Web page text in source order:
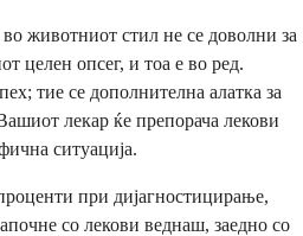
животниот стил не се доволни за
целен опсег, и тоа е во ред.
тие се дополнителна алатка за
лекар ќе препорача лекови
ситуација.
при дијагностицирање,
со лекови веднаш, заедно со